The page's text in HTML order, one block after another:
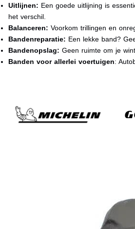
Uitlijnen: Een goede uitlijning is
het verschil.
Balanceren: Voorkom trillingen en
Bandenreparatie: Een lekke band?
Bandenopslag: Geen ruimte om je
Banden voor allerlei voertuigen: